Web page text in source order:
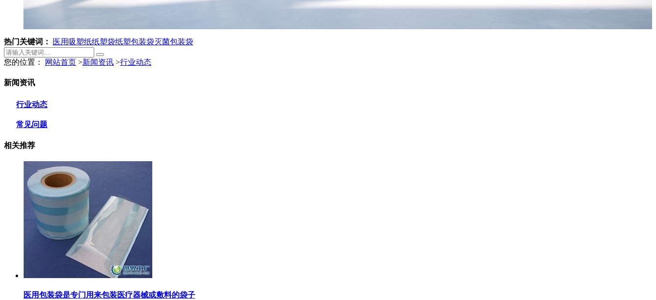
热门关键词： 医用吸塑纸纸塑袋纸塑包装袋灭菌包装袋
您的位置： 网站首页 >新闻资讯 >行业动态
新闻资讯
行业动态
常见问题
相关推荐
医用包装袋‌是专门用来包装医疗器械或敷料的袋子